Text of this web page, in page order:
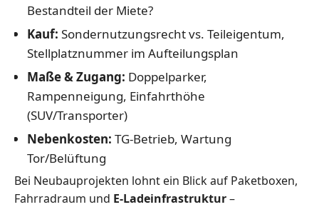
Bestandteil der Miete?
Kauf: Sondernutzungsrecht vs. Teileigentum,
Stellplatznummer im Aufteilungsplan
Maße & Zugang: Doppelparker,
Rampenneigung, Einfahrthöhe
(SUV/Transporter)
Nebenkosten: TG-Betrieb, Wartung
Tor/Belüftung
Bei Neubauprojekten lohnt ein Blick auf Paketboxen,
Fahrradraum und E-Ladeinfrastruktur–